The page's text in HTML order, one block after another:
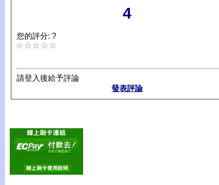
4
您的評分: ?
請登入後給予評論
發表評論